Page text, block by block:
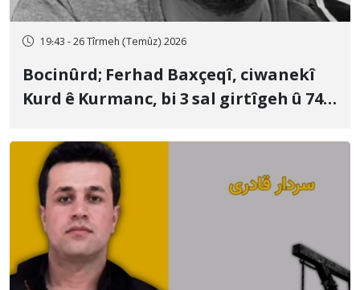
19:43 - 26 Tîrmeh (Temûz) 2026
Bocinûrd; Ferhad Baxçeqî, ciwanekî
Kurd ê Kurmanc, bi 3 sal girtîgeh û 74